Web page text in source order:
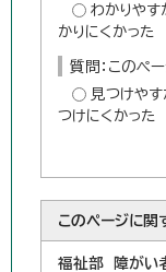
わかりやす
かりにくかった
質問：このペ
見つけやす
つけにくかった
このページに関
福祉部 障がい